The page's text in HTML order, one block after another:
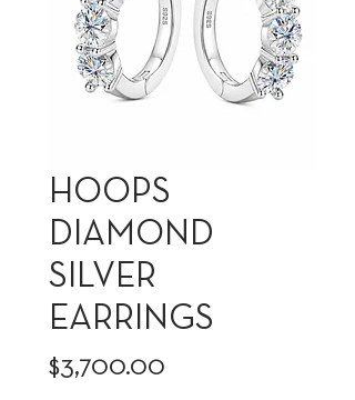
HOOPS
DIAMOND
SILVER
EARRINGS
$3,700.00